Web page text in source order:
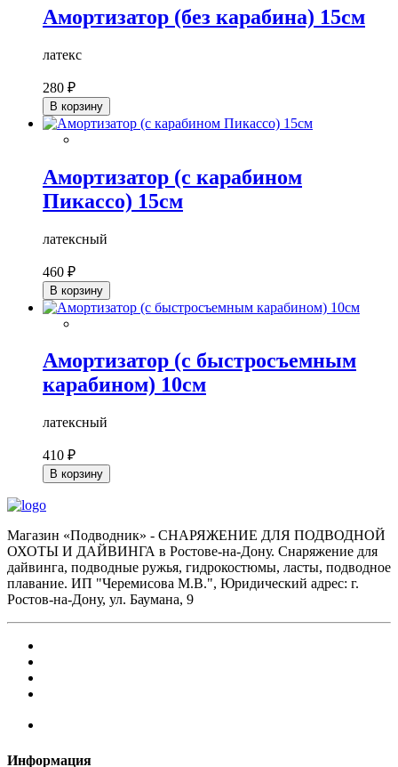
Амортизатор (без карабина) 15см
латекс
280 ₽
В корзину
Амортизатор (с карабином
Пикассо) 15см
латексный
460 ₽
В корзину
Амортизатор (с быстросъемным
карабином) 10см
латексный
410 ₽
В корзину
Магазин «Подводник» - СНАРЯЖЕНИЕ ДЛЯ ПОДВОДНОЙ
ОХОТЫ И ДАЙВИНГА в Ростове-на-Дону. Снаряжение для
дайвинга, подводные ружья, гидрокостюмы, ласты, подводное
плавание. ИП "Черемисова М.В.", Юридический адрес: г.
Ростов-на-Дону, ул. Баумана, 9
Информация